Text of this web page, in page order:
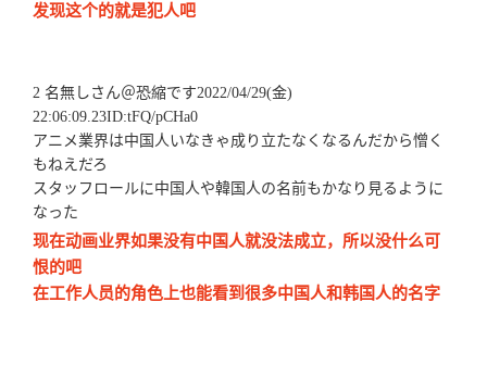
发现这个的就是犯人吧
2 名無しさん＠恐縮です2022/04/29(金)
22:06:09.23ID:tFQ/pCHa0
アニメ業界は中国人いなきゃ成り立たなくなるんだから憎く
もねえだろ
スタッフロールに中国人や韓国人の名前もかなり見るように
なった
现在动画业界如果没有中国人就没法成立，所以没什么可
恨的吧
在工作人员的角色上也能看到很多中国人和韩国人的名字